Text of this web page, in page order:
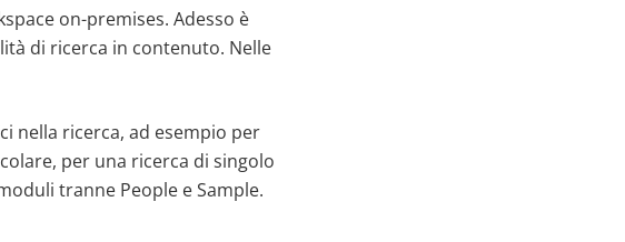
on-premises. Adesso è
di ricerca in contenuto. Nelle
nella ricerca, ad esempio per
per una ricerca di singolo
tranne People e Sample.